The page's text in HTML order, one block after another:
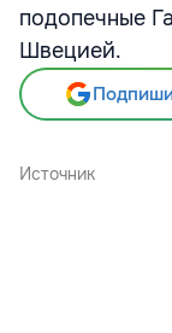
подопечные
Швецией.
Источник